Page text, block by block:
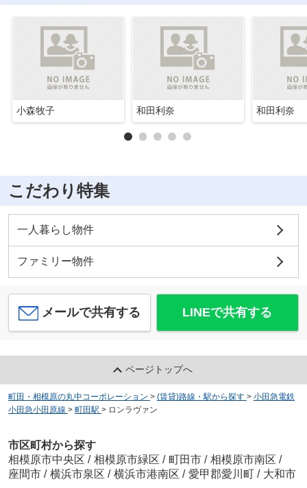
小森牧子 和田利奈 和田利奈
こだわり特集
一人暮らし物件
ファミリー物件
メールで共有する LINEで共有する
ページトップへ
町田・相模原の丸中コーポレーション > (賃貸)路線・駅から探す > 小田急電鉄
小田急小田原線 > 町田駅 > ロンラヴァン
市区町村から探す
相模原市中央区 / 相模原市緑区 / 町田市 / 相模原市南区 /
座間市 / 横浜市泉区 / 横浜市港南区 / 愛甲郡愛川町 / 大和市